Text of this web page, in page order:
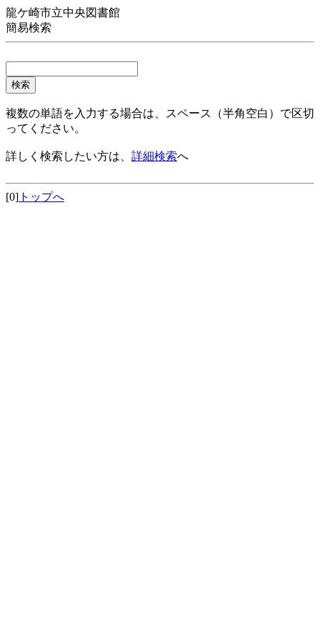
龍ケ崎市立中央図書館
簡易検索
複数の単語を入力する場合は、スペース（半角空白）で区切
ってください。
詳しく検索したい方は、 詳細検索へ
[0] トップへ